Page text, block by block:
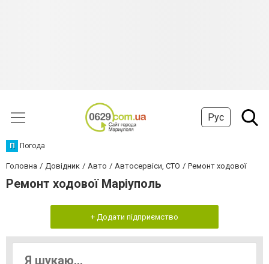
Рус
П Погода
Головна Довідник Авто Автосервіси, СТО Ремонт ходової
Ремонт ходової Маріуполь
+ Додати підприємство